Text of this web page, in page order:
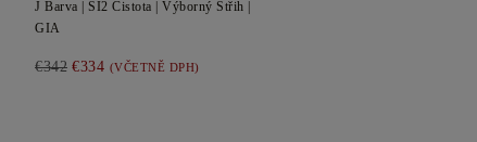
J Barva | SI2 Cistota | Výborný Střih |
GIA
€342 €334 (VČETNĚ DPH)